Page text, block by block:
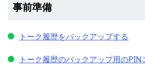
事前準備
トーク履歴をバックアップする
トーク履歴のバックアップ用の